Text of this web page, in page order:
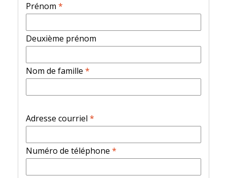
Prénom *
Deuxième prénom
Nom de famille *
Adresse courriel *
Numéro de téléphone *